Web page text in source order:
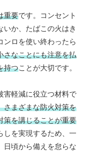
重要です。コンセント
いか、たばこの火はき
ンロを使い終わったら
さなことにも注意を払
持つことが大切です。
害軽減に役立つ材料で
さまざまな防火対策を
策を講じることが重要
しを実現するため、一
日頃から備えを怠らな